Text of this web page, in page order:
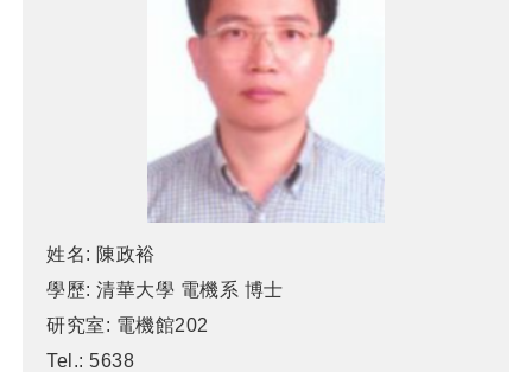
姓名: 陳政裕
學歷: 清華大學 電機系 博士
研究室: 電機館202
Tel.: 5638